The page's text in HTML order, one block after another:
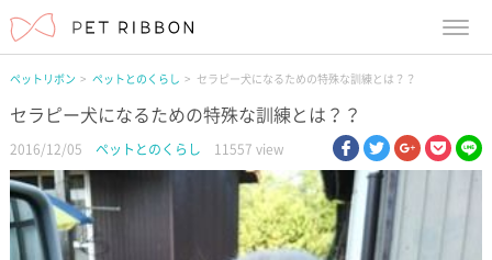
ペットリボン ペットとのくらし セラピー犬になるための特殊な訓練とは？？
セラピー犬になるための特殊な訓練とは？？
2016/12/05 ペットとのくらし 11557 view facebook
twittergoogle